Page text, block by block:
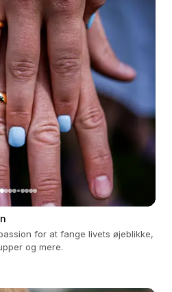
for at fange livets øjeblikke,
og mere.